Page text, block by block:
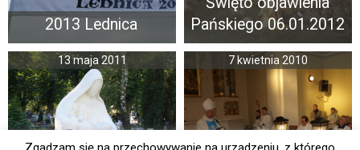
2013 Lednica
Pańskiego 06.01.2012
13 maja 2011 7 kwietnia 2010